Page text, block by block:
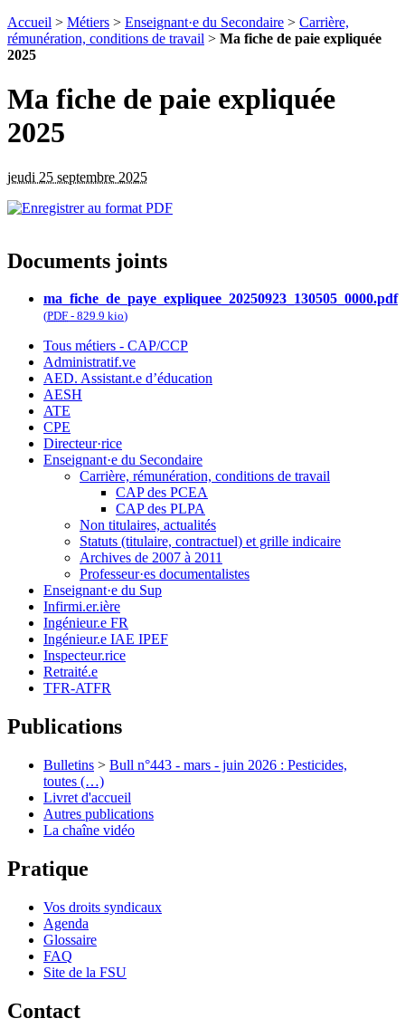
Accueil > Métiers > Enseignant·e du Secondaire > Carrière,
rémunération, conditions de travail > Ma fiche de paie expliquée
2025
Ma fiche de paie expliquée
2025
jeudi 25 septembre 2025
Documents joints
ma_fiche_de_paye_expliquee_20250923_130505_0000.pdf
(PDF - 829.9 kio)
Tous métiers - CAP/CCP
Administratif.ve
AED. Assistant.e d’éducation
AESH
ATE
CPE
Directeur·rice
Enseignant·e du Secondaire
Carrière, rémunération, conditions de travail
CAP des PCEA
CAP des PLPA
Non titulaires, actualités
Statuts (titulaire, contractuel) et grille indicaire
Archives de 2007 à 2011
Professeur·es documentalistes
Enseignant·e du Sup
Infirmi.er.ière
Ingénieur.e FR
Ingénieur.e IAE IPEF
Inspecteur.rice
Retraité.e
TFR-ATFR
Publications
Bulletins > Bull n°443 - mars - juin 2026 : Pesticides,
toutes (…)
Livret d'accueil
Autres publications
La chaîne vidéo
Pratique
Vos droits syndicaux
Agenda
Glossaire
FAQ
Site de la FSU
Contact